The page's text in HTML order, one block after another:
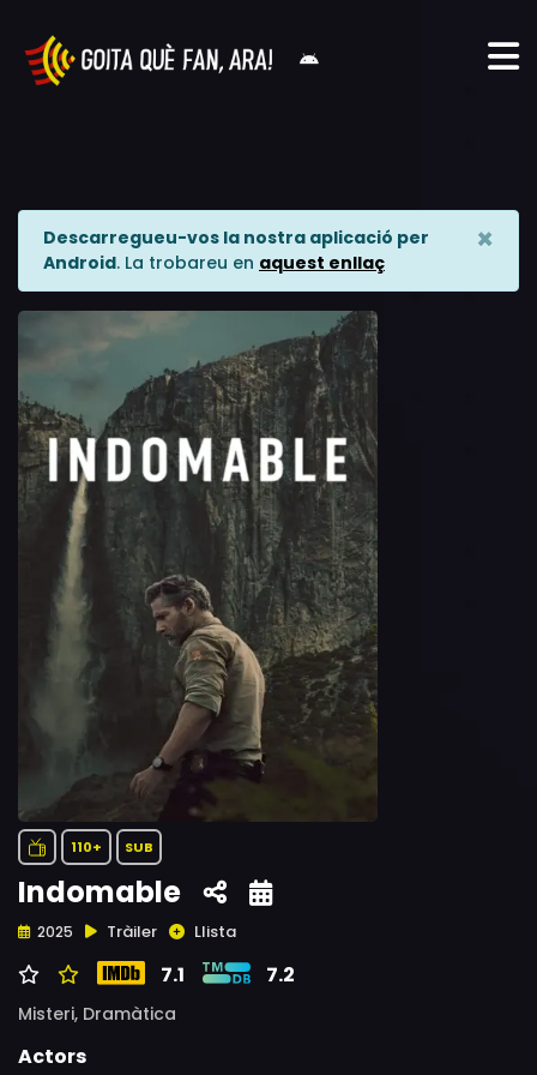
Descarregueu-vos la nostra aplicació per
Android. La trobareu en aquest enllaç
×
110+ SUB
Indomable
2025 Tràiler Llista
7.1 7.2
Misteri, Dramàtica
Actors